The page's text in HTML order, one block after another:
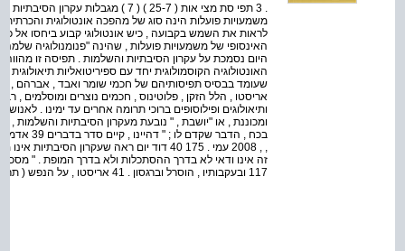
. 3 תפי סת מצי אות ( 25-7 ) ( 7 )
משמעויות פועלות הינה סוג של מהפכה אונטולוגית
לראות את השמש בקבועה , כיש אונטולוגי קבוע ביחסו אל
האינסופי של משמעויות פועלות , שהינה "פנומנולוגיה
היום נסמכת על עקרון הסיבתיות והשלמות . תפיסה זו
האונטולוגיה הקוסמולוגית יחד עם ספיריטואליות
שעומד בבסיס תפיסותיהם של חכמי שומר ואבד , אברהם ,
אריסטו , הלל הזקן , פלוטינוס , חכמים נוצרים ומוסלמים ,
ותיאולוגים ופילוסופים ברוכי תרומה אחרים עד ימינו .
ומכוננת , או "יושבת , " נובעת מעקרון הסיבתיות
בכח , הדבר
, , 2008 עמי . 175 40 דוד יום ראה שעקרון
117 ובעקבותיו , הוסרל וברגסון . 41 אריסטו , על הנפש ( תרגום : א . קמינקא , ( תל אביב , , 1949 עמי סט .